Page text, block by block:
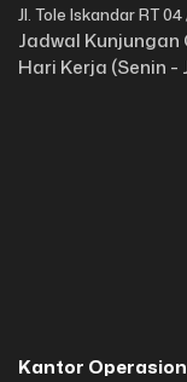
Jl. Tole Iskandar RT
Jadwal Kunjungan
Hari Kerja (Senin -
Kantor